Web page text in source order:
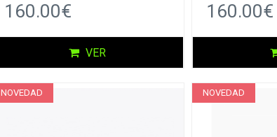
160.00€
VER
160.00€
NOVEDAD NOVEDAD